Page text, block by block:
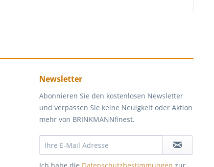
Newsletter
Abonnieren Sie den kostenlosen Newsletter
und verpassen Sie keine Neuigkeit oder Aktion
mehr von BRINKMANNfinest.